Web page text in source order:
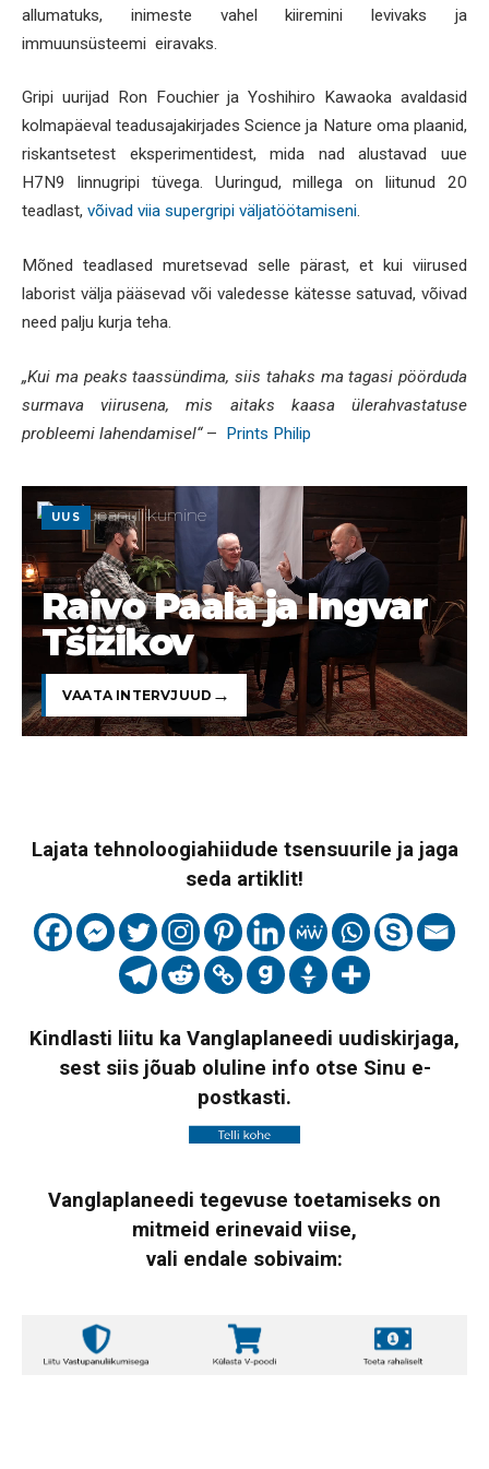
allumatuks, inimeste vahel kiiremini levivaks ja
immuunsüsteemi eiravaks.
Gripi uurijad Ron Fouchier ja Yoshihiro Kawaoka avaldasid
kolmapäeval teadusajakirjades Science ja Nature oma plaanid,
riskantsetest eksperimentidest, mida nad alustavad uue
H7N9 linnugripi tüvega. Uuringud, millega on liitunud 20
teadlast, võivad viia supergripi väljatöötamiseni.
Mõned teadlased muretsevad selle pärast, et kui viirused
laborist välja pääsevad või valedesse kätesse satuvad, võivad
need palju kurja teha.
„Kui ma peaks taassündima, siis tahaks ma tagasi pöörduda
surmava viirusena, mis aitaks kaasa ülerahvastatuse
probleemi lahendamisel“– Prints Philip
UUS
Raivo Paala ja Ingvar
Tšižikov
VAATA INTERVJUUD
Lajata tehnoloogiahiidude tsensuurile ja jaga
seda artiklit!
Kindlasti liitu ka Vanglaplaneedi uudiskirjaga,
sest siis jõuab oluline info otse Sinu e-
postkasti.
Vanglaplaneedi tegevuse toetamiseks on
mitmeid erinevaid viise,
vali endale sobivaim: